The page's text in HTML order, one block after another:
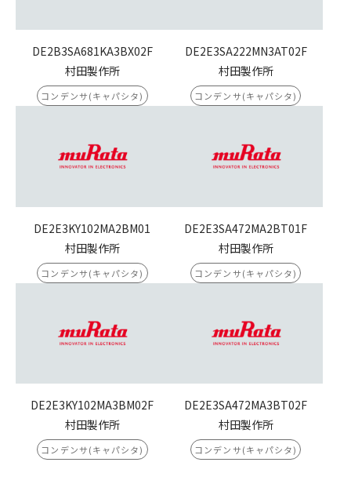
DE2B3SA681KA3BX02F
村田製作所
コンデンサ(キャパシタ)
DE2E3SA222MN3AT02F
村田製作所
コンデンサ(キャパシタ)
DE2E3KY102MA2BM01
村田製作所
コンデンサ(キャパシタ)
DE2E3SA472MA2BT01F
村田製作所
コンデンサ(キャパシタ)
DE2E3KY102MA3BM02F
村田製作所
コンデンサ(キャパシタ)
DE2E3SA472MA3BT02F
村田製作所
コンデンサ(キャパシタ)